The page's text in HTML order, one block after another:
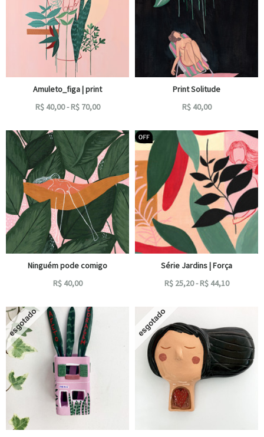
Amuleto_figa | print
R$ 40,00- R$ 70,00
Print Solitude
R$ 40,00
Ninguém pode comigo
R$ 40,00
Série Jardins | Força
R$ 25,20- R$ 44,10